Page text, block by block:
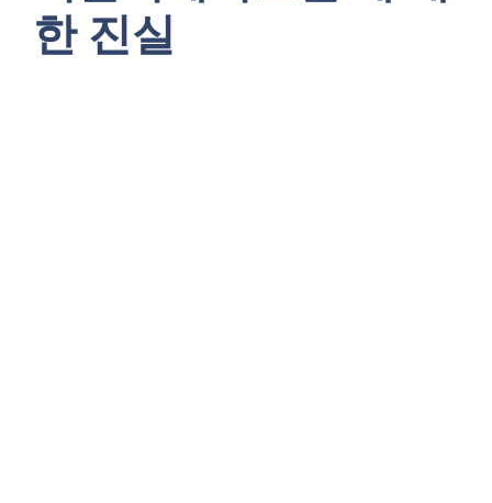
한 진실